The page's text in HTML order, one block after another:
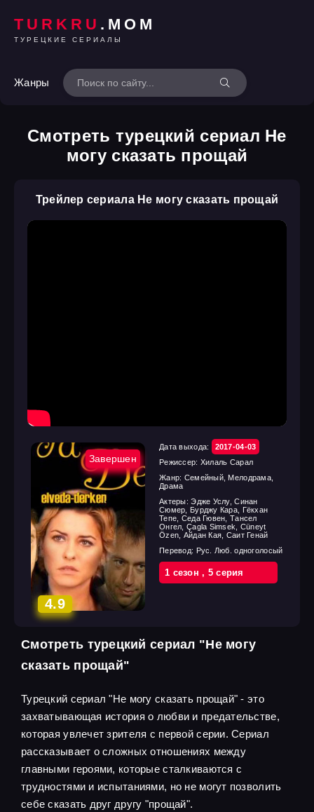
TURKRU .MOM
ТУРЕЦКИЕ СЕРИАЛЫ
Жанры
Смотреть турецкий сериал Не
могу сказать прощай
Трейлер сериала Не могу сказать прощай
Завершен
4.9
Дата выхода:
2017-04-03
Режиссер: Хилаль Сарал
Жанр: Семейный, Мелодрама,
Драма
Актеры:Эдже Услу, Синан
Сюмер, Бурджу Кара, Гёкхан
Тепе, Седа Гювен, Тансел
Онгел, Çagla Simsek, Cüneyt
Özen, Айдан Кая, Саит Генай
Перевод: Рус. Люб. одноголосый
1 cезон, 5 cерия
Смотреть турецкий сериал "Не могу
сказать прощай"
Турецкий сериал "Не могу сказать прощай" - это
захватывающая история о любви и предательстве,
которая увлечет зрителя с первой серии. Сериал
рассказывает о сложных отношениях между
главными героями, которые сталкиваются с
трудностями и испытаниями, но не могут позволить
себе сказать друг другу "прощай".